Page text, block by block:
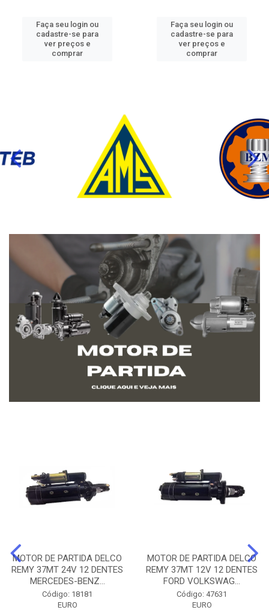
Faça seu login ou
cadastre-se para
ver preços e
comprar
Faça seu login ou
cadastre-se para
ver preços e
comprar
MOTOR DE PARTIDA DELCO
REMY 37MT 24V 12 DENTES
MERCEDES-BENZ...
Código: 18181
EURO
MOTOR DE PARTIDA DELCO
REMY 37MT 12V 12 DENTES
FORD VOLKSWAG...
Código: 47631
EURO